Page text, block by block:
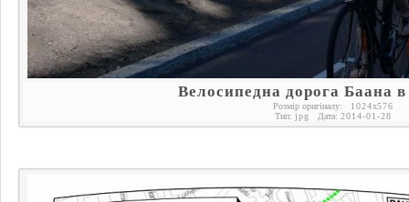
Велосипедна дорога Баана в
Розмір оригіналу: 1024x576
Тип: jpg Дата: 2014-01-28